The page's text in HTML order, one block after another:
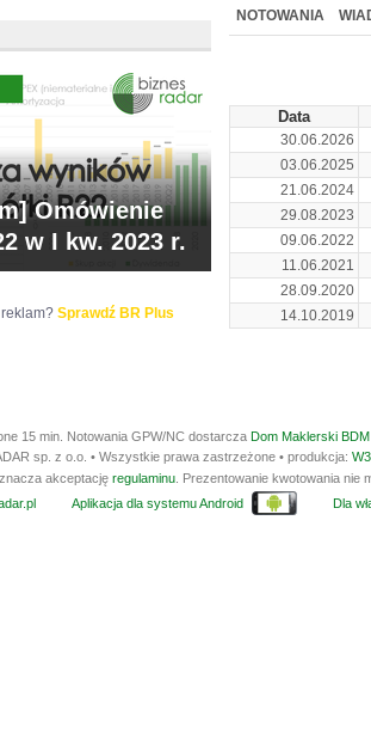
WYCENA BR
NOTOWANIA
Data
30.06.2026
03.06.2025
21.06.2024
29.08.2023
09.06.2022
11.06.2021
28.09.2020
14.10.2019
Omówienie
w I kw. 2023 r.
Sprawdź BR Plus
15 min. Notowania GPW/NC dostarcza Dom Maklerski
sp. z o.o. • Wszystkie prawa zastrzeżone • produkcja:
akceptację regulaminu . Prezentowanie kwotowania
Aplikacja dla systemu Android Dla